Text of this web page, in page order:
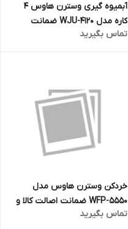
آبمیوه گیری وسترن هاوس 4
کاره مدل WJU-4120 ضمانت
اصالت کالا و ارسال فوری و رایگان
گارانتی 18 ماهه مارکو تجارت
تماس بگیرید
خردکن وسترن هاوس مدل
WFP-5550 ضمانت اصالت کالا و
تماس بگیرید